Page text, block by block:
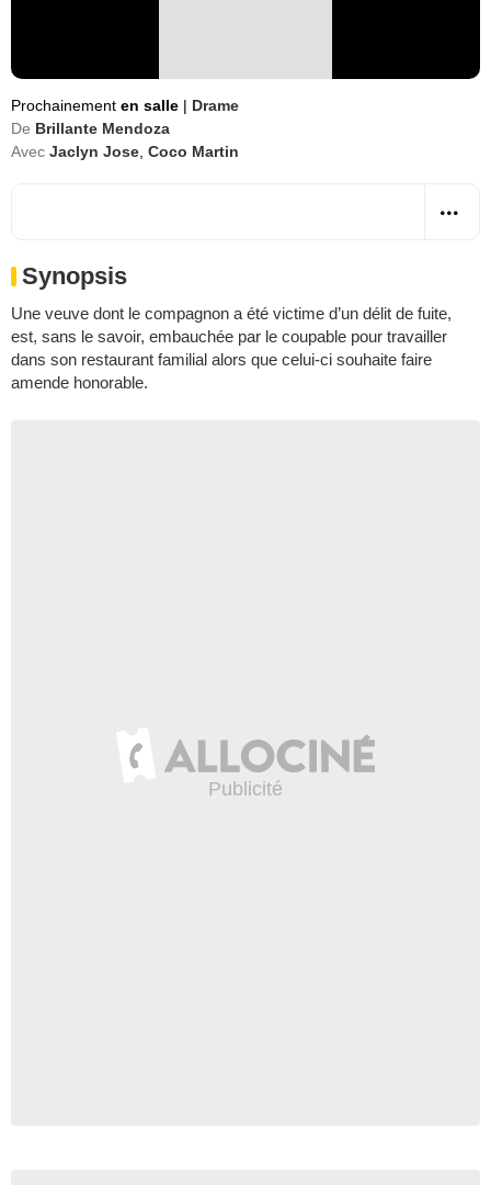
Prochainement en salle | Drame
De Brillante Mendoza
Avec Jaclyn Jose Coco Martin
Synopsis
Une veuve dont le compagnon a été victime d’un délit de fuite,
est, sans le savoir, embauchée par le coupable pour travailler
dans son restaurant familial alors que celui-ci souhaite faire
amende honorable.